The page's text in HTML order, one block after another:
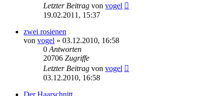
Letzter Beitrag von vogel
19.02.2011, 15:37
zwei rosienen
von vogel » 03.12.2010, 16:58
0 Antworten
20706 Zugriffe
Letzter Beitrag von vogel
03.12.2010, 16:58
Der Haarschnitt